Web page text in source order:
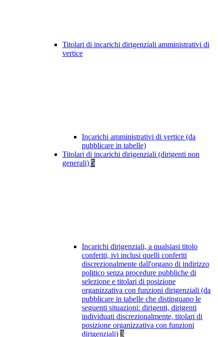
Titolari di incarichi dirigenziali amministrativi di
vertice
Incarichi amministrativi di vertice (da
pubblicare in tabelle)
Titolari di incarichi dirigenziali (dirigenti non
generali) 5
Incarichi dirigenziali, a qualsiasi titolo
conferiti, ivi inclusi quelli conferiti
discrezionalmente dall'organo di indirizzo
politico senza procedure pubbliche di
selezione e titolari di posizione
organizzativa con funzioni dirigenziali (da
pubblicare in tabelle che distinguano le
seguenti situazioni: dirigenti, dirigenti
individuati discrezionalmente, titolari di
posizione organizzativa con funzioni
dirigenziali) 3